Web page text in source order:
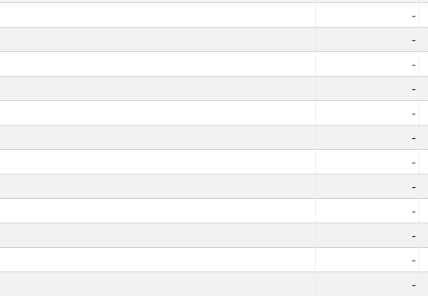
-
-
-
-
-
-
-
-
-
-
-
-